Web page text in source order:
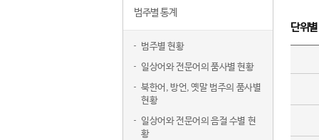
범주별 통계
범주별 현황
일상어와 전문어의 품사별 현황
북한어, 방언, 옛말 범주의 품사별
현황
일상어와 전문어의 음절 수별 현
황
단위